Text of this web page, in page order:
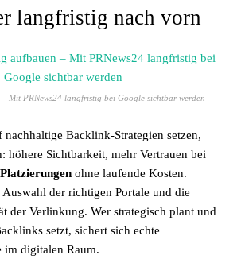
langfristig nach vorn
Mit PRNews24 langfristig bei Google sichtbar werden
nachhaltige Backlink-Strategien setzen,
höhere Sichtbarkeit, mehr Vertrauen bei
ohne laufende Kosten.
der richtigen Portale und die
der Verlinkung. Wer strategisch plant und
setzt, sichert sich echte
im digitalen Raum.